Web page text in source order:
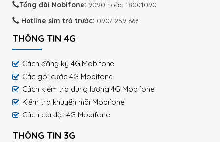
Tổng đài Mobifone: 9090 hoặc 18001090
Hotline sim trả trước: 0907 259 666
THÔNG TIN 4G
Cách đăng ký 4G Mobifone
Các gói cước 4G Mobifone
Cách kiểm tra dung lượng 4G Mobifone
Kiểm tra khuyến mãi Mobifone
Cách cài đặt 4G Mobifone
THÔNG TIN 3G